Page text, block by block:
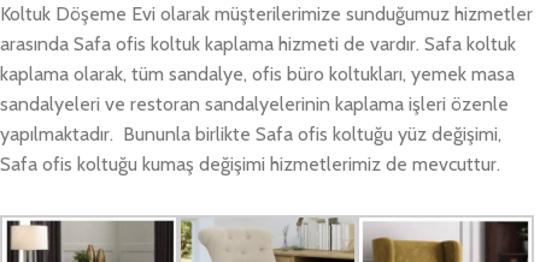
Koltuk Döşeme Evi olarak müşterilerimize sunduğumuz hizmetler
arasında Safa ofis koltuk kaplama hizmeti de vardır. Safa koltuk
kaplama olarak, tüm sandalye, ofis büro koltukları, yemek masa
sandalyeleri ve restoran sandalyelerinin kaplama işleri özenle
yapılmaktadır. Bununla birlikte Safa ofis koltuğu yüz değişimi,
Safa ofis koltuğu kumaş değişimi hizmetlerimiz de mevcuttur.